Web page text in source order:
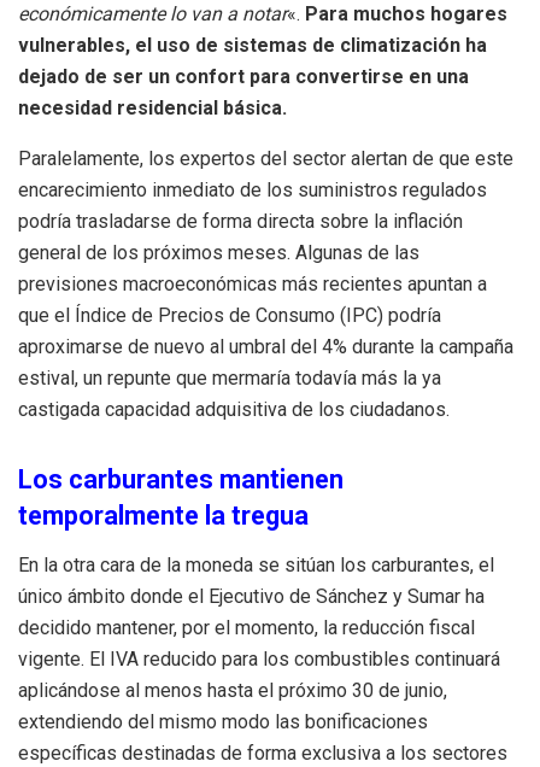
económicamente lo van a notar«. Para muchos hogares
vulnerables, el uso de sistemas de climatización ha
dejado de ser un confort para convertirse en una
necesidad residencial básica.
Paralelamente, los expertos del sector alertan de que este
encarecimiento inmediato de los suministros regulados
podría trasladarse de forma directa sobre la inflación
general de los próximos meses. Algunas de las
previsiones macroeconómicas más recientes apuntan a
que el Índice de Precios de Consumo (IPC) podría
aproximarse de nuevo al umbral del 4% durante la campaña
estival, un repunte que mermaría todavía más la ya
castigada capacidad adquisitiva de los ciudadanos.
Los carburantes mantienen
temporalmente la tregua
En la otra cara de la moneda se sitúan los carburantes, el
único ámbito donde el Ejecutivo de Sánchez y Sumar ha
decidido mantener, por el momento, la reducción fiscal
vigente. El IVA reducido para los combustibles continuará
aplicándose al menos hasta el próximo 30 de junio,
extendiendo del mismo modo las bonificaciones
específicas destinadas de forma exclusiva a los sectores